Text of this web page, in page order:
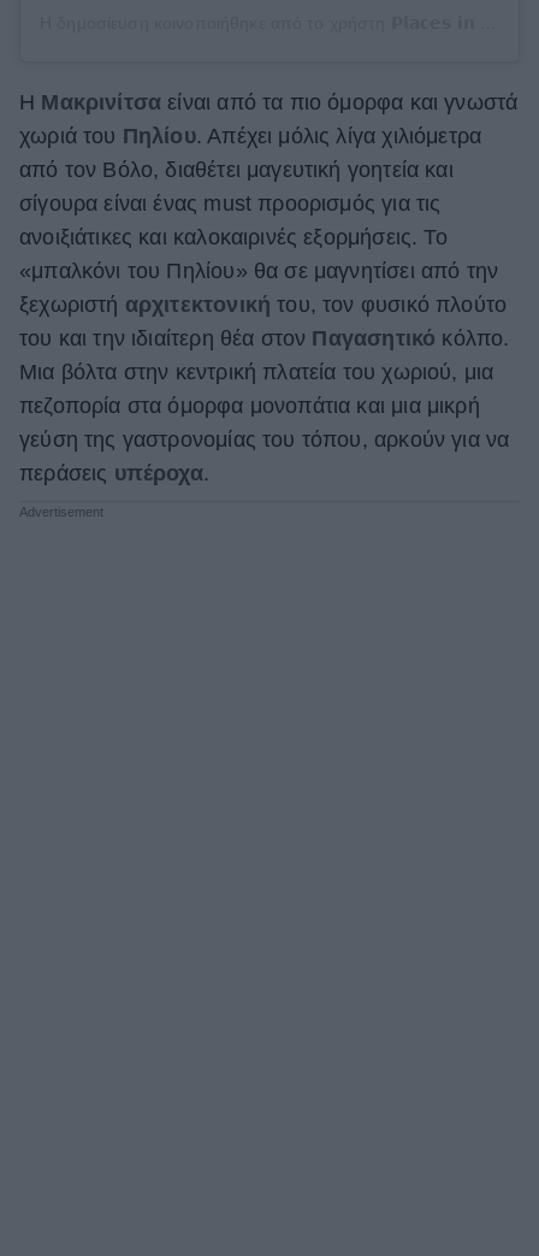
Η Μακρινίτσα είναι από τα πιο όμορφα και γνωστά
χωριά του Πηλίου. Απέχει μόλις λίγα χιλιόμετρα
από τον Βόλο, διαθέτει μαγευτική γοητεία και
σίγουρα είναι ένας must προορισμός για τις
ανοιξιάτικες και καλοκαιρινές εξορμήσεις. Το
«μπαλκόνι του Πηλίου» θα σε μαγνητίσει από την
ξεχωριστή αρχιτεκτονικήτου, τον φυσικό πλούτο
του και την ιδιαίτερη θέα στον Παγασητικό κόλπο.
Μια βόλτα στην κεντρική πλατεία του χωριού, μια
πεζοπορία στα όμορφα μονοπάτια και μια μικρή
γεύση της γαστρονομίας του τόπου, αρκούν για να
περάσεις υπέροχα.